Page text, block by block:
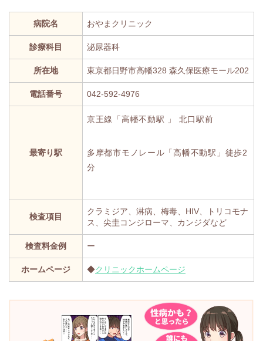
病院名 おやまクリニック
診療科目 泌尿器科
所在地 東京都日野市高幡328 森久保医療モール202
電話番号 042-592-4976
最寄り駅
京王線「高幡不動駅 」 北口駅前
多摩都市モノレール「高幡不動駅」徒歩2
分
検査項目
クラミジア、淋病、梅毒、HIV、トリコモナ
ス、尖圭コンジローマ、カンジダなど
検査料金例 ー
ホームページ ◆クリニックホームページ